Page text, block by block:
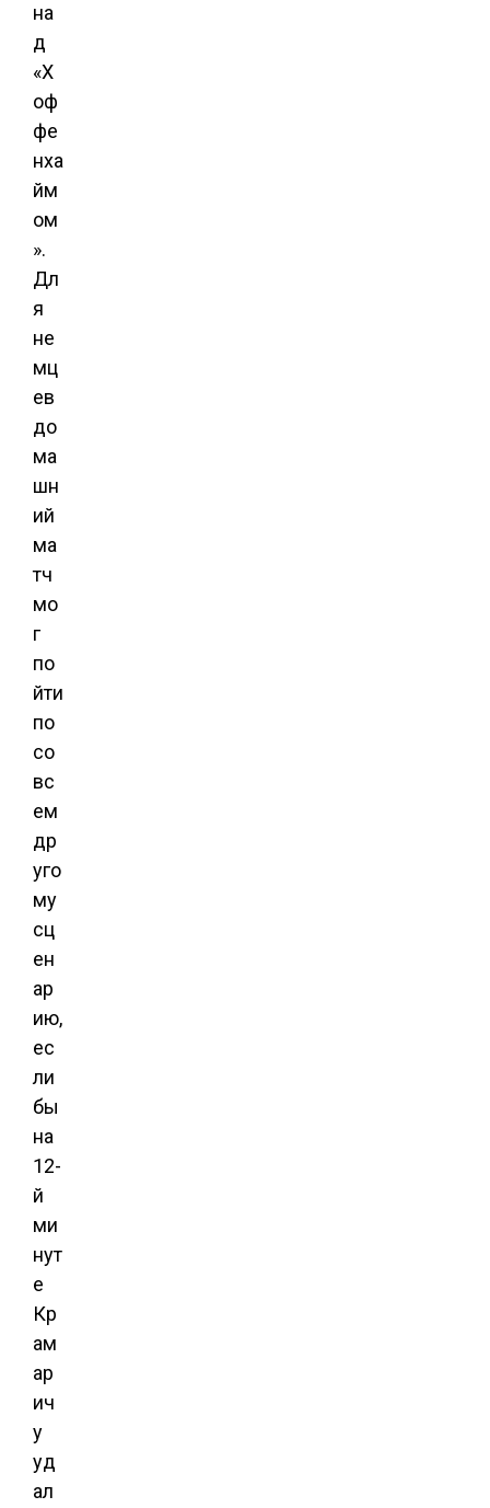
на
д
«Х
оф
фе
нха
йм
ом
».
Дл
я
не
мц
ев
до
ма
шн
ий
ма
тч
мо
г
по
йти
по
со
вс
ем
др
уго
му
сц
ен
ар
ию,
ес
ли
бы
на
12-
й
ми
нут
е
Кр
ам
ар
ич
у
уд
ал